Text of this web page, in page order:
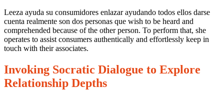
Parejas
Cómo
hacerlo
Mejor
Comprender
&
Generar
Cumplir
Leeza ayuda su consumidores enlazar ayudando todos ellos darse
cuenta realmente son dos personas que wish to be heard and
comprehended because of the other person. To perform that, she
operates to assist consumers authentically and effortlessly keep in
touch with their associates.
Invoking Socratic Dialogue to Explore
Relationship Depths